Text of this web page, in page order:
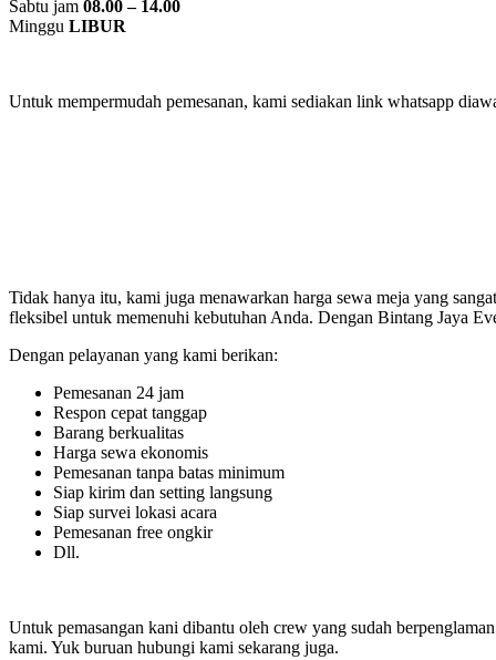
Sabtu jam 08.00 – 14.00
Minggu LIBUR
Untuk mempermudah pemesanan, kami sediakan link whatsapp
Tidak hanya itu, kami juga menawarkan harga sewa meja yang
fleksibel untuk memenuhi kebutuhan Anda. Dengan Bintang Jaya
Dengan pelayanan yang kami berikan:
Pemesanan 24 jam
Respon cepat tanggap
Barang berkualitas
Harga sewa ekonomis
Pemesanan tanpa batas minimum
Siap kirim dan setting langsung
Siap survei lokasi acara
Pemesanan free ongkir
Dll.
Untuk pemasangan kani dibantu oleh crew yang sudah
kami. Yuk buruan hubungi kami sekarang juga.